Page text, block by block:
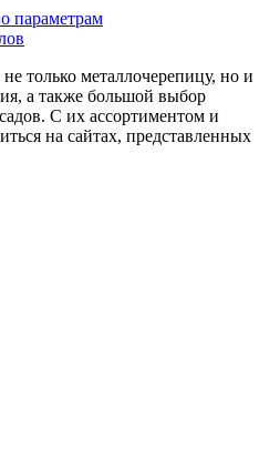
параметрам
только металлочерепицу, но и
а также большой выбор
С их ассортиментом и
на сайтах, представленных